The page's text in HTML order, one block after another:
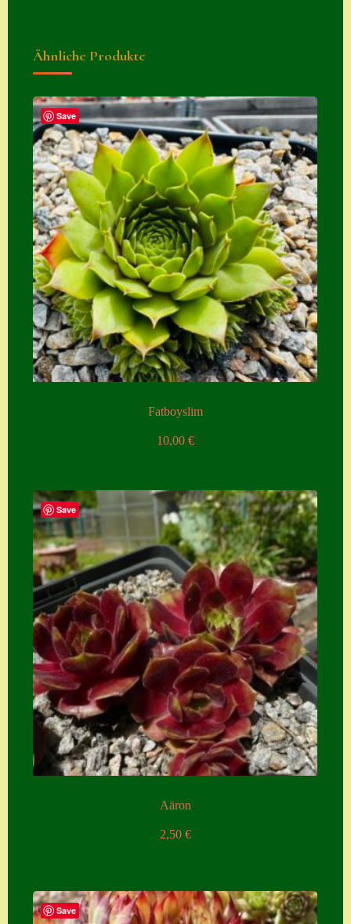
Widerrufsbelehru
ng
Zahlung
Zahlungs- &
Versandinfos
Zubehör
Zubehör
Ähnliche Produkte
Save
Fatboyslim
10,00 €
Save
Aäron
2,50 €
Save